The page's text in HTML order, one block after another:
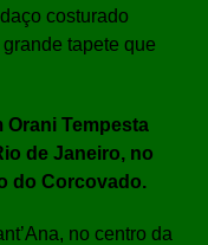
costurado
tapete que
Tempesta
de Janeiro, no
do Corcovado.
no centro da